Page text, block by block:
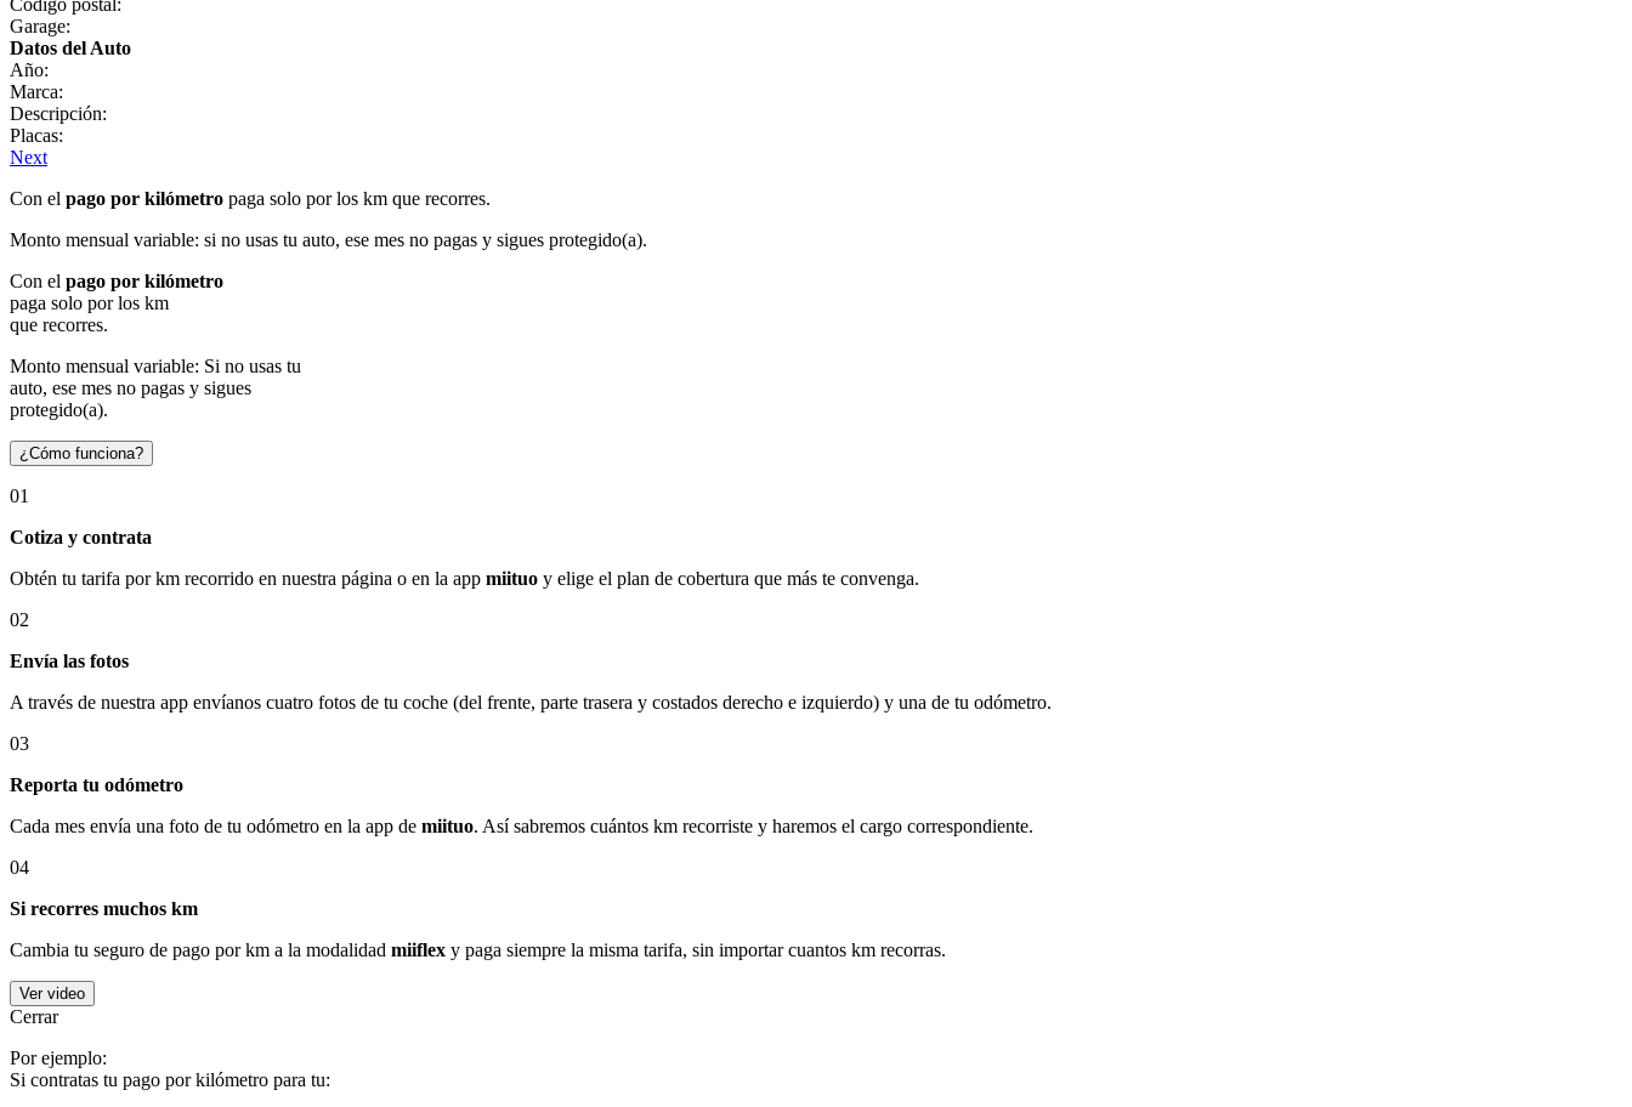
Garage:
Datos del Auto
Año:
Marca:
Descripción:
Placas:
Next
Con el pago por kilómetro paga solo por los km que recorres.
Monto mensual variable: si no usas tu auto, ese mes no pagas y sigues protegido(a).
Con el pago por kilómetro
paga solo por los km
que recorres.
Monto mensual variable: Si no usas tu
auto, ese mes no pagas y sigues
protegido(a).
¿Cómo funciona?
01
Cotiza y contrata
Obtén tu tarifa por km recorrido en nuestra página o en la app miituo y elige el plan de cobertura que más te convenga.
02
Envía las fotos
A través de nuestra app envíanos cuatro fotos de tu coche (del frente, parte trasera y costados derecho e izquierdo) y una de tu odómetro.
03
Reporta tu odómetro
Cada mes envía una foto de tu odómetro en la app de miituo. Así sabremos cuántos km recorriste y haremos el cargo correspondiente.
04
Si recorres muchos km
Cambia tu seguro de pago por km a la modalidad miiflex y paga siempre la misma tarifa, sin importar cuantos km recorras.
Ver video
Cerrar
Por ejemplo:
Si contratas tu pago por kilómetro para tu: